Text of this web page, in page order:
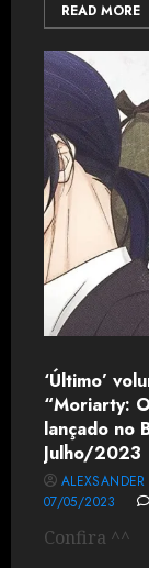
READ MORE
‘Último’
“Moriarty:
lançado no
Julho/2023
07/05/2023
Confira ^^